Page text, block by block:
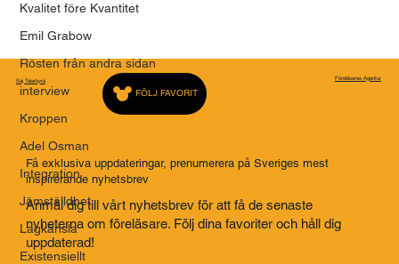
Kvalitet före Kvantitet
Emil Grabow
Rösten från andra sidan
interview
Kroppen
Adel Osman
Integration
Jämställdhet
Lagkänsla
Existensiellt
Saj Talarbyrå Föreläsares Agentur
FÖLJ FAVORIT
Få exklusiva uppdateringar, prenumerera på Sveriges mest
inspirerande nyhetsbrev
Anmäl dig till vårt nyhetsbrev för att få de senaste
nyheterna om föreläsare. Följ dina favoriter och håll dig
uppdaterad!